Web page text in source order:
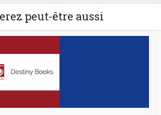
peut-être aussi